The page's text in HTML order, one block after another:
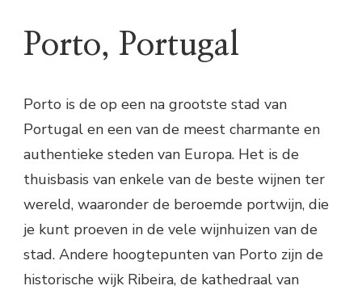
Porto, Portugal
Porto is de op een na grootste stad van
Portugal en een van de meest charmante en
authentieke steden van Europa. Het is de
thuisbasis van enkele van de beste wijnen ter
wereld, waaronder de beroemde portwijn, die
je kunt proeven in de vele wijnhuizen van de
stad. Andere hoogtepunten van Porto zijn de
historische wijk Ribeira, de kathedraal van